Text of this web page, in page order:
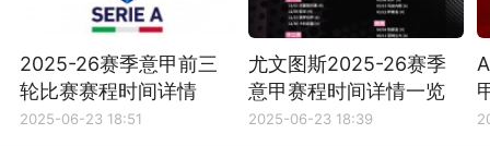
2025-26赛季意甲前三
轮比赛赛程时间详情
2025-06-23 18:51
尤文图斯2025-26赛季
意甲赛程时间详情一览
2025-06-23 18:39